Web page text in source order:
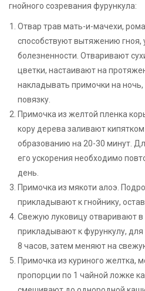
гнойного созревания фурункула:
Отвар трав мать-и-мачехи,
способствуют вытяжению
болезненности. Отваривают
цветки, настаивают на
накладывать примочки на
повязку.
Примочка из желтой пленка
кору дерева заливают
образованию на 20-30 минут.
его ускорения необходимо
день.
Примочка из мякоти алоэ.
прикладывают к гнойнику,
Свежую луковицу отваривают
прикладывают к фурункулу, для
8 часов, затем меняют на
Примочка из куриного желтка,
пропорции по 1 чайной ложке